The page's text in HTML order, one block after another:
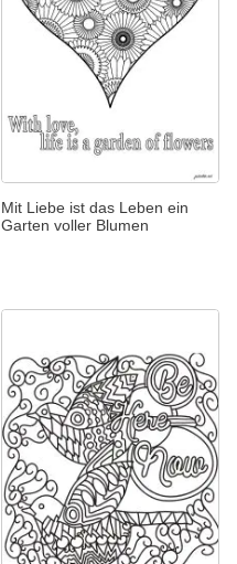
Mit Liebe ist das Leben ein
Garten voller Blumen